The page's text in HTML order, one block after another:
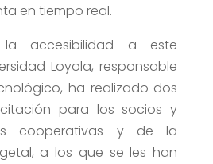
en tiempo real.
la accesibilidad a este
Loyola, responsable
ha realizado dos
para los socios y
cooperativas y de la
a los que se les han